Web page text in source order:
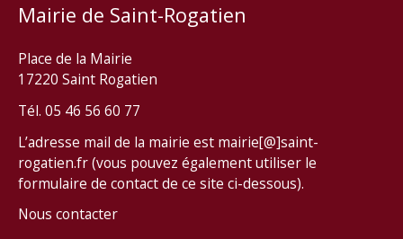
Mairie de Saint-Rogatien
Place de la Mairie
17220 Saint Rogatien
Tél. 05 46 56 60 77
L’adresse mail de la mairie est mairie[@]saint-
rogatien.fr (vous pouvez également utiliser le
formulaire de contact de ce site ci-dessous).
Nous contacter